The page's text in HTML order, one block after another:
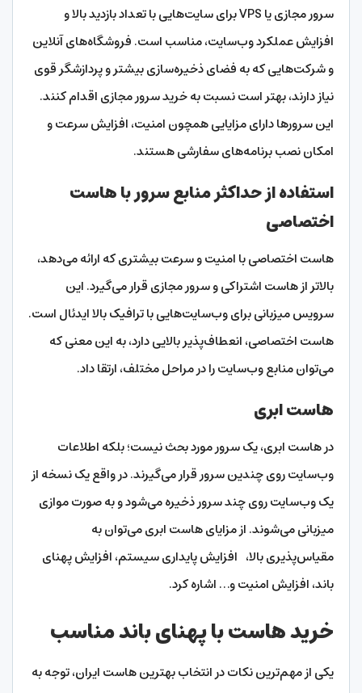
سرور مجازی یا VPS برای سایت‌هایی با تعداد بازدید بالا و
افزایش عملکرد وب‌سایت، مناسب است. فروشگاه‌های آنلاین
و شرکت‌هایی که به فضای ذخیره‌سازی بیشتر و پردازشگر قوی
نیاز دارند، بهتر است نسبت به خرید سرور مجازی اقدام کنند.
این سرورها دارای مزایایی همچون امنیت، افزایش سرعت و
امکان نصب برنامه‌های سفارشی هستند.
استفاده از حداکثر منابع سرور با هاست
اختصاصی
هاست اختصاصی با امنیت و سرعت بیشتری که ارائه می‌دهد،
بالاتر از هاست اشتراکی و سرور مجازی قرار می‌گیرد. این
سرویس میزبانی برای وب‌سایت‌هایی با ترافیک بالا ایدئال است.
هاست اختصاصی، انعطاف‌پذیر بالایی دارد، به این معنی که
می‌توان منابع وب‌سایت را در مراحل مختلف، ارتقا داد.
هاست ابری
در هاست ابری، یک سرور مورد بحث نیست؛ بلکه اطلاعات
وب‌سایت روی چندین سرور قرار می‌گیرند. در واقع یک نسخه از
یک وب‌سایت روی چند سرور ذخیره می‌شود و به صورت موازی
میزبانی می‌شوند. از مزایای هاست ابری می‌توان به
مقیاس‌پذیری بالا، افزایش پایداری سیستم، افزایش پهنای
باند، افزایش امنیت و… اشاره کرد.
خرید هاست با پهنای باند مناسب
یکی از مهم‌ترین نکات در انتخاب بهترین هاست ایران، توجه به